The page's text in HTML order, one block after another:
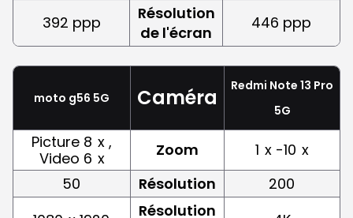
392 ppp
Résolution
de l'écran
446 ppp
moto g56 5G Caméra
Redmi Note 13 Pro
5G
Picture 8 x ,
Video 6 x Zoom 1 x -10 x
50
Résolution
200
Résolution